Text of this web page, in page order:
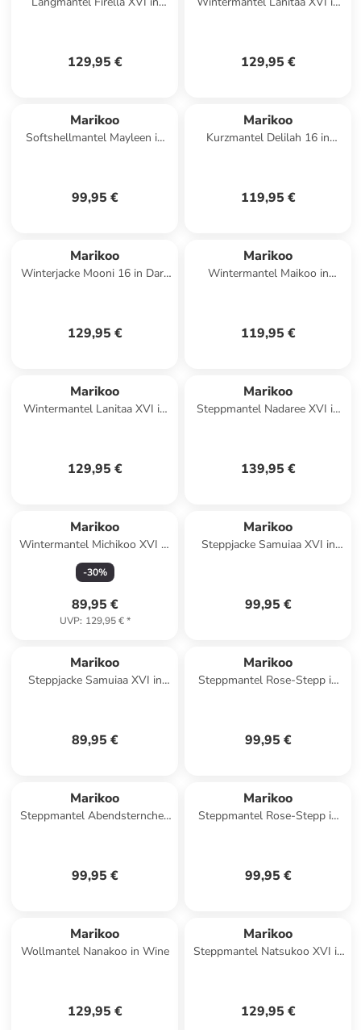
129,95 € 129,95 €
Marikoo
Softshellmantel Mayleen in
99,95 €
Marikoo
Kurzmantel Delilah 16 in
119,95 €
Marikoo
Winterjacke Mooni 16 in Dark
129,95 €
Marikoo
Wintermantel Maikoo in
119,95 €
Marikoo
Wintermantel Lanitaa XVI in
129,95 €
Marikoo
Steppmantel Nadaree XVI in
139,95 €
Marikoo
Wintermantel Michikoo XVI in
Dark Olive
-30%
89,95 €
UVP: 129,95 €*
Marikoo
Steppjacke Samuiaa XVI in
99,95 €
Marikoo
Steppjacke Samuiaa XVI in
89,95 €
Marikoo
Steppmantel Rose-Stepp in
99,95 €
Marikoo
Steppmantel Abendsternchen
99,95 €
Marikoo
Steppmantel Rose-Stepp in
99,95 €
Marikoo
Wollmantel Nanakoo in Wine
129,95 €
Marikoo
Steppmantel Natsukoo XVI in
129,95 €